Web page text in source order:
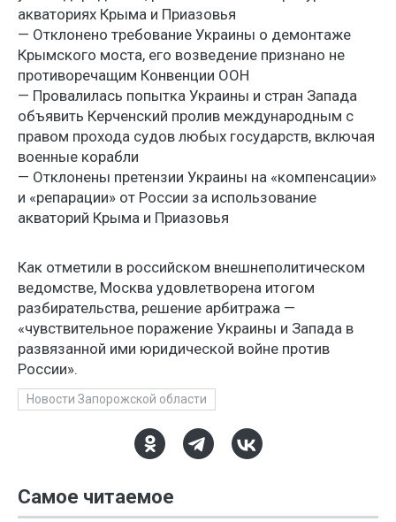
акваториях Крыма и Приазовья
— Отклонено требование Украины о демонтаже
Крымского моста, его возведение признано не
противоречащим Конвенции ООН
— Провалилась попытка Украины и стран Запада
объявить Керченский пролив международным с
правом прохода судов любых государств, включая
военные корабли
— Отклонены претензии Украины на «компенсации»
и «репарации» от России за использование
акваторий Крыма и Приазовья
Как отметили в российском внешнеполитическом
ведомстве, Москва удовлетворена итогом
разбирательства, решение арбитража —
«чувствительное поражение Украины и Запада в
развязанной ими юридической войне против
России».
Новости Запорожской области
Самое читаемое